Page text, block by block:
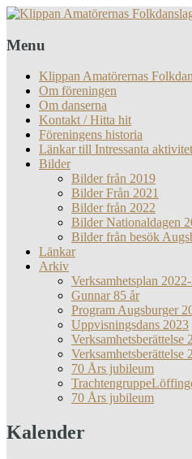
Menu
Klippan Amatörernas
Om föreningen
Om danserna
Kontakt / Hitta hit
Föreningens historia
Länkar till Intressanta
Bilder
Bilder från 2019
Bilder Från 2021
Bilder från 2022
Bilder Nationaldagen
Bilder från besök
Länkar
Arkiv
Verksamhetsplan
Gunnar 85 år
Program Augsburger
Uppvisningsdans 2023
Verksamhetsberättelse
Verksamhetsberättelse
70 Års jubileum
70 Års jubileum
Kalender